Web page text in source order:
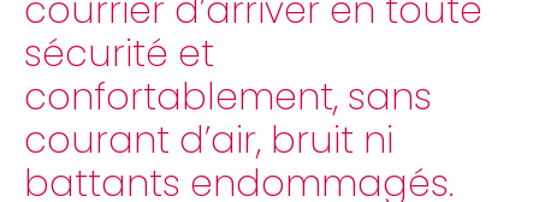
courrier d’arriver en toute
sécurité et
confortablement, sans
courant d’air, bruit ni
battants endommagés.